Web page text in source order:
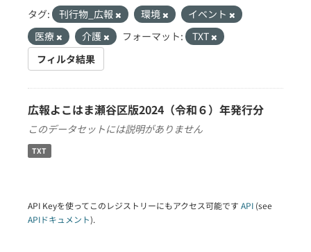
タグ: 刊行物_広報 環境
イベント
医療
介護 フォーマット:
TXT
フィルタ結果
広報よこはま瀬谷区版2024（令和６）年発行分
このデータセットには説明がありません
TXT
API Keyを使ってこのレジストリーにもアクセス可能です API (see
APIドキュメント).